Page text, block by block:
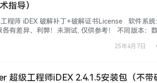
指导）
程师 iDEX 破解补丁+破解证书License 软件系统
有差异、利弊！未测试, 仅供参考！ 不同版本：
究！更新不断, 勤则利, 荒则…...
25年4月7日
超级工程师iDEX 2.4.1.5安装包（不带